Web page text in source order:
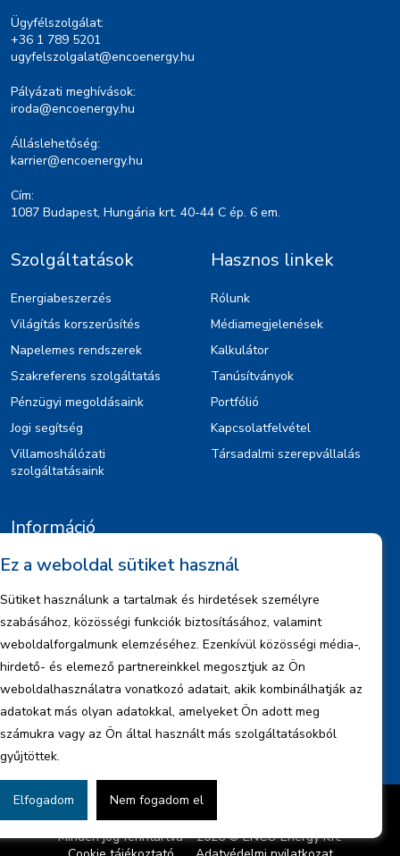
Ügyfélszolgálat:
+36 1 789 5201
ugyfelszolgalat@encoenergy.hu
Pályázati meghívások:
iroda@encoenergy.hu
Álláslehetőség:
karrier@encoenergy.hu
Cím:
1087 Budapest, Hungária krt. 40-44 C ép. 6 em.
Szolgáltatások
Energiabeszerzés
Világítás korszerűsítés
Napelemes rendszerek
Szakreferens szolgáltatás
Pénzügyi megoldásaink
Jogi segítség
Villamoshálózati
szolgáltatásaink
Hasznos linkek
Rólunk
Médiamegjelenések
Kalkulátor
Tanúsítványok
Portfólió
Kapcsolatfelvétel
Társadalmi szerepvállalás
Információ
Kiajánlók
Jognyilatkozat
Szerzői jogok
Adatkezelési tájékoztató
Céginformáció
Jelentések
Készítette:BonsAI HorizON Kft.
Minden jog fenntartva – 2026 © ENCO Energy Kft.
Ez a weboldal sütiket használ
Sütiket használunk a tartalmak és hirdetések személyre
szabásához, közösségi funkciók biztosításához, valamint
weboldalforgalmunk elemzéséhez. Ezenkívül közösségi média-,
hirdető- és elemező partnereinkkel megosztjuk az Ön
weboldalhasználatra vonatkozó adatait, akik kombinálhatják az
adatokat más olyan adatokkal, amelyeket Ön adott meg
számukra vagy az Ön által használt más szolgáltatásokból
gyűjtöttek.
Elfogadom Nem fogadom el